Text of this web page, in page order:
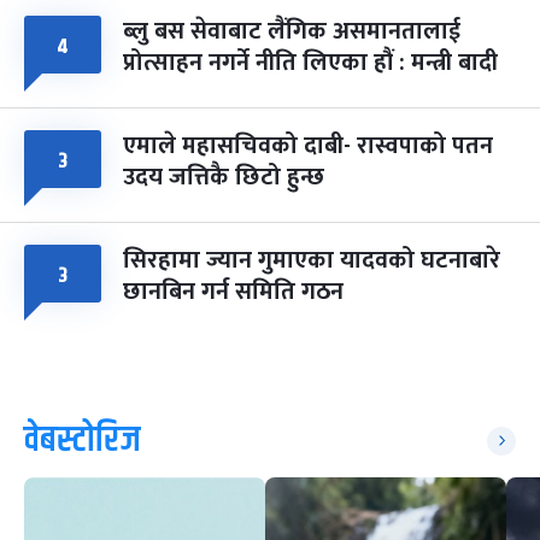
४ ब्लु बस सेवाबाट लैंगिक असमानतालाई
प्रोत्साहन नगर्ने नीति लिएका हौं : मन्त्री बादी
३ एमाले महासचिवको दाबी- रास्वपाको पतन
उदय जत्तिकै छिटो हुन्छ
३ सिरहामा ज्यान गुमाएका यादवको घटनाबारे
छानबिन गर्न समिति गठन
वेबस्टोरिज